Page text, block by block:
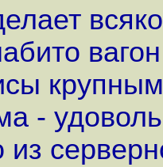
-